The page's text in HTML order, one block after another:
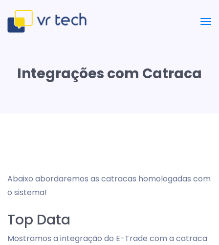
Integrações com Catraca
Abaixo abordaremos as catracas homologadas com
o sistema!
Top Data
Mostramos a integração do E-Trade com a catraca